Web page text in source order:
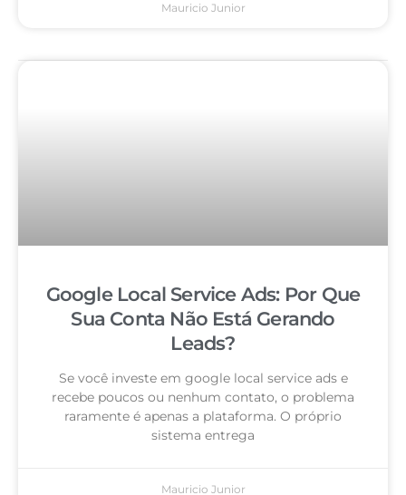
Mauricio Junior
Google Local Service Ads: Por Que
Sua Conta Não Está Gerando
Leads?
Se você investe em google local service ads e
recebe poucos ou nenhum contato, o problema
raramente é apenas a plataforma. O próprio
sistema entrega
Mauricio Junior